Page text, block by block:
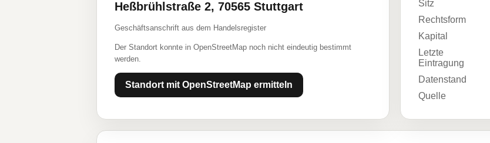
Heßbrühlstraße 2, 70565 Stuttgart
Geschäftsanschrift aus dem Handelsregister
Der Standort konnte in OpenStreetMap noch nicht eindeutig bestimmt
werden.
Standort mit OpenStreetMap ermitteln
Sitz
Rechtsform
Kapital
Letzte
Eintragung
Datenstand
Quelle